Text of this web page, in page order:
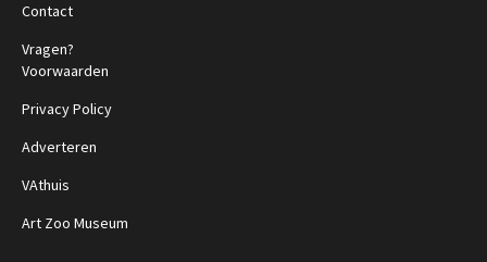
Contact
Vragen?
Voorwaarden
Privacy Policy
Adverteren
VAthuis
Art Zoo Museum